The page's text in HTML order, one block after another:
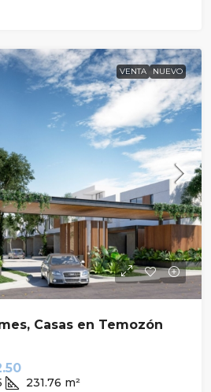
VENTA NUEVO
Casas en Temozón
231.76 m²